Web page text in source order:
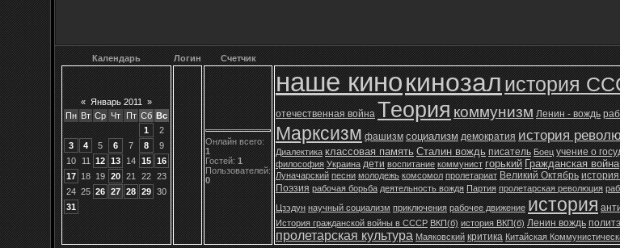
Календарь Логин Счетчик
« Январь 2011
»
Пн Вт Ср Чт Пт Сб Вс
1
2
3
4 5 6 7 8
9
10
11 12 13 14 15 16
17 18 19 20 21 22 23
24 25 26 27 28 29 30
31
Онлайн всего:
1
Гостей: 1
Пользователей:
0
наше кинокинозалистория
отечественная война Теориякоммунизм Ленин - вождь
Марксизм фашизм социализм демократия история
Диалектика классовая память Сталин вождь писатель Боец учение о
философия Украина дети воспитание коммунист горький Гражданская война
Луначарский песни молодежь комсомол пролетариат Великий Октябрь
Поэзия рабочая борьба деятельность вождя Партия пролетарская революция
Цзэдун научный социализм приключения рабочее движение история
История гражданской войны в СССР ВКП(б) история ВКП(б) Ленин вождь
пролетарская культура Маяковский критика Китайская